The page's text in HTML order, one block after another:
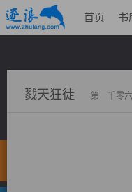
首页 书
戮天狂徒 第一千零